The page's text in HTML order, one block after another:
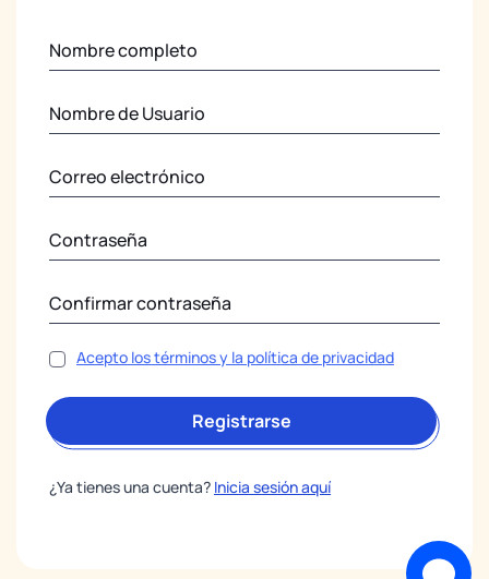
Acepto los términos y la política de privacidad
Registrarse
¿Ya tienes una cuenta? Inicia sesión aquí